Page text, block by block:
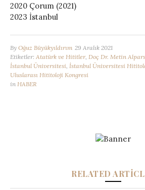
2020 Çorum (2021)
2023 İstanbul
By Oğuz Büyükyıldırım 29 Aralık 2021
Etiketler: Atatürk ve Hititler, Doç Dr. Metin
İstanbul Üniversitesi İstanbul Üniversitesi
Uluslarası Hititoloji Kongresi
in HABER
RELATED